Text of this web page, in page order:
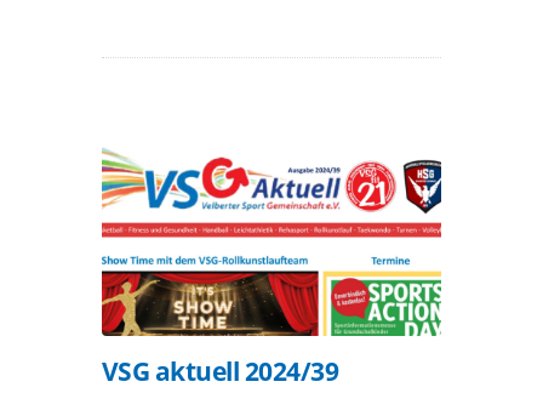
VSG aktuell 2024/39